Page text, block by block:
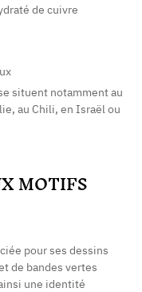
de cuivre
situent notamment au
au Chili, en Israël ou
MOTIFS
pour ses dessins
de bandes vertes
une identité